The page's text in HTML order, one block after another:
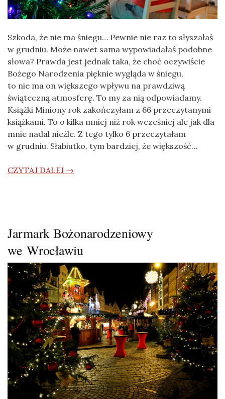
Szkoda, że nie ma śniegu… Pewnie nie raz to słyszałaś
w grudniu. Może nawet sama wypowiadałaś podobne
słowa? Prawda jest jednak taka, że choć oczywiście
Bożego Narodzenia pięknie wygląda w śniegu,
to nie ma on większego wpływu na prawdziwą
świąteczną atmosferę. To my za nią odpowiadamy.
Książki Miniony rok zakończyłam z 66 przeczytanymi
książkami. To o kilka mniej niż rok wcześniej ale jak dla
mnie nadal nieźle. Z tego tylko 6 przeczytałam
w grudniu. Słabiutko, tym bardziej, że większość…
CZYTAJ DALEJ →
Jarmark Bożonarodzeniowy
we Wrocławiu